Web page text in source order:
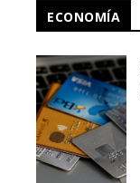
ECONOMÍA